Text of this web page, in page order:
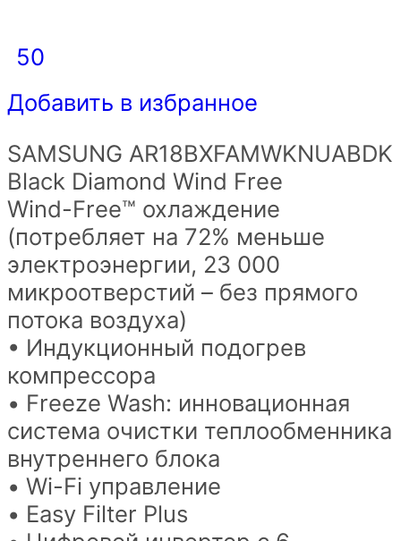
50
Добавить в избранное
SAMSUNG AR18BXFAMWKNUABDK
Black Diamond Wind Free
Wind-Free™ охлаждение
(потребляет на 72% меньше
электроэнергии, 23 000
микроотверстий – без прямого
потока воздуха)
• Индукционный подогрев
компрессора
• Freeze Wash: инновационная
система очистки теплообменника
внутреннего блока
• Wi-Fi управление
• Easy Filter Plus